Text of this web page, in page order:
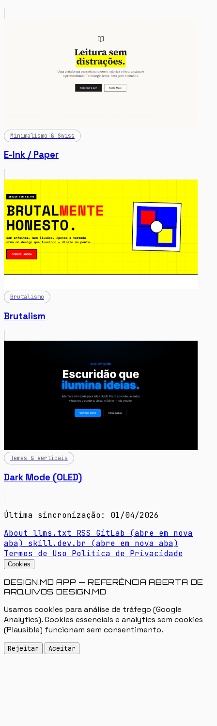
Minimalismo & Swiss
E-Ink / Paper
Brutalismo
Brutalism
Temas & Verticais
Dark Mode (OLED)
Última sincronização: 01/04/2026
About llms.txt RSS GitLab (abre em nova
aba)
skill.dev.br (abre em nova aba)
Termos de Uso Política de Privacidade
Cookies
DESIGN.MD APP — REFERÊNCIA ABERTA DE
ARQUIVOS DESIGN.MD
Usamos cookies para análise de tráfego (Google
Analytics). Cookies essenciais e analytics sem cookies
(Plausible) funcionam sem consentimento.
Rejeitar Aceitar